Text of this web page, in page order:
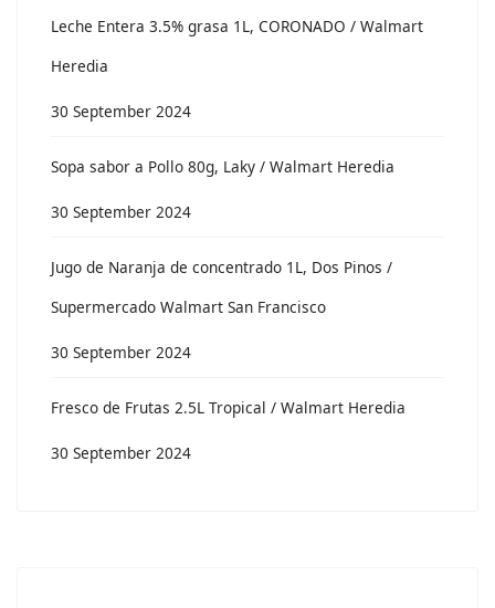
Leche Entera 3.5% grasa 1L, CORONADO / Walmart
Heredia
30 September 2024
Sopa sabor a Pollo 80g, Laky / Walmart Heredia
30 September 2024
Jugo de Naranja de concentrado 1L, Dos Pinos /
Supermercado Walmart San Francisco
30 September 2024
Fresco de Frutas 2.5L Tropical / Walmart Heredia
30 September 2024